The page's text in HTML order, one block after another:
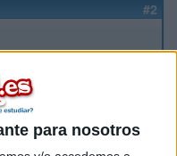
para nosotros
#2
Porque segun la
o menos de entrar